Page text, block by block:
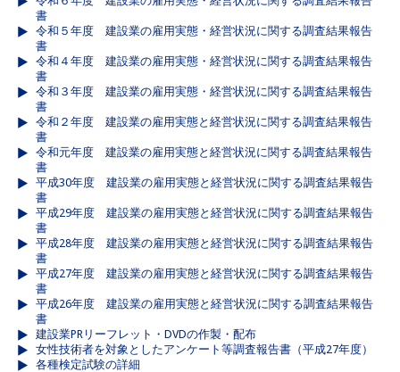
書
令和５年度 建設業の雇用実態・経営状況に関する調査結果報告
書
令和４年度 建設業の雇用実態・経営状況に関する調査結果報告
書
令和３年度 建設業の雇用実態・経営状況に関する調査結果報告
書
令和２年度 建設業の雇用実態と経営状況に関する調査結果報告
書
令和元年度 建設業の雇用実態と経営状況に関する調査結果報告
書
平成30年度 建設業の雇用実態と経営状況に関する調査結果報告
書
平成29年度 建設業の雇用実態と経営状況に関する調査結果報告
書
平成28年度 建設業の雇用実態と経営状況に関する調査結果報告
書
平成27年度 建設業の雇用実態と経営状況に関する調査結果報告
書
平成26年度 建設業の雇用実態と経営状況に関する調査結果報告
書
建設業PRリーフレット・DVDの作製・配布
女性技術者を対象としたアンケート等調査報告書（平成27年度）
各種検定試験の詳細